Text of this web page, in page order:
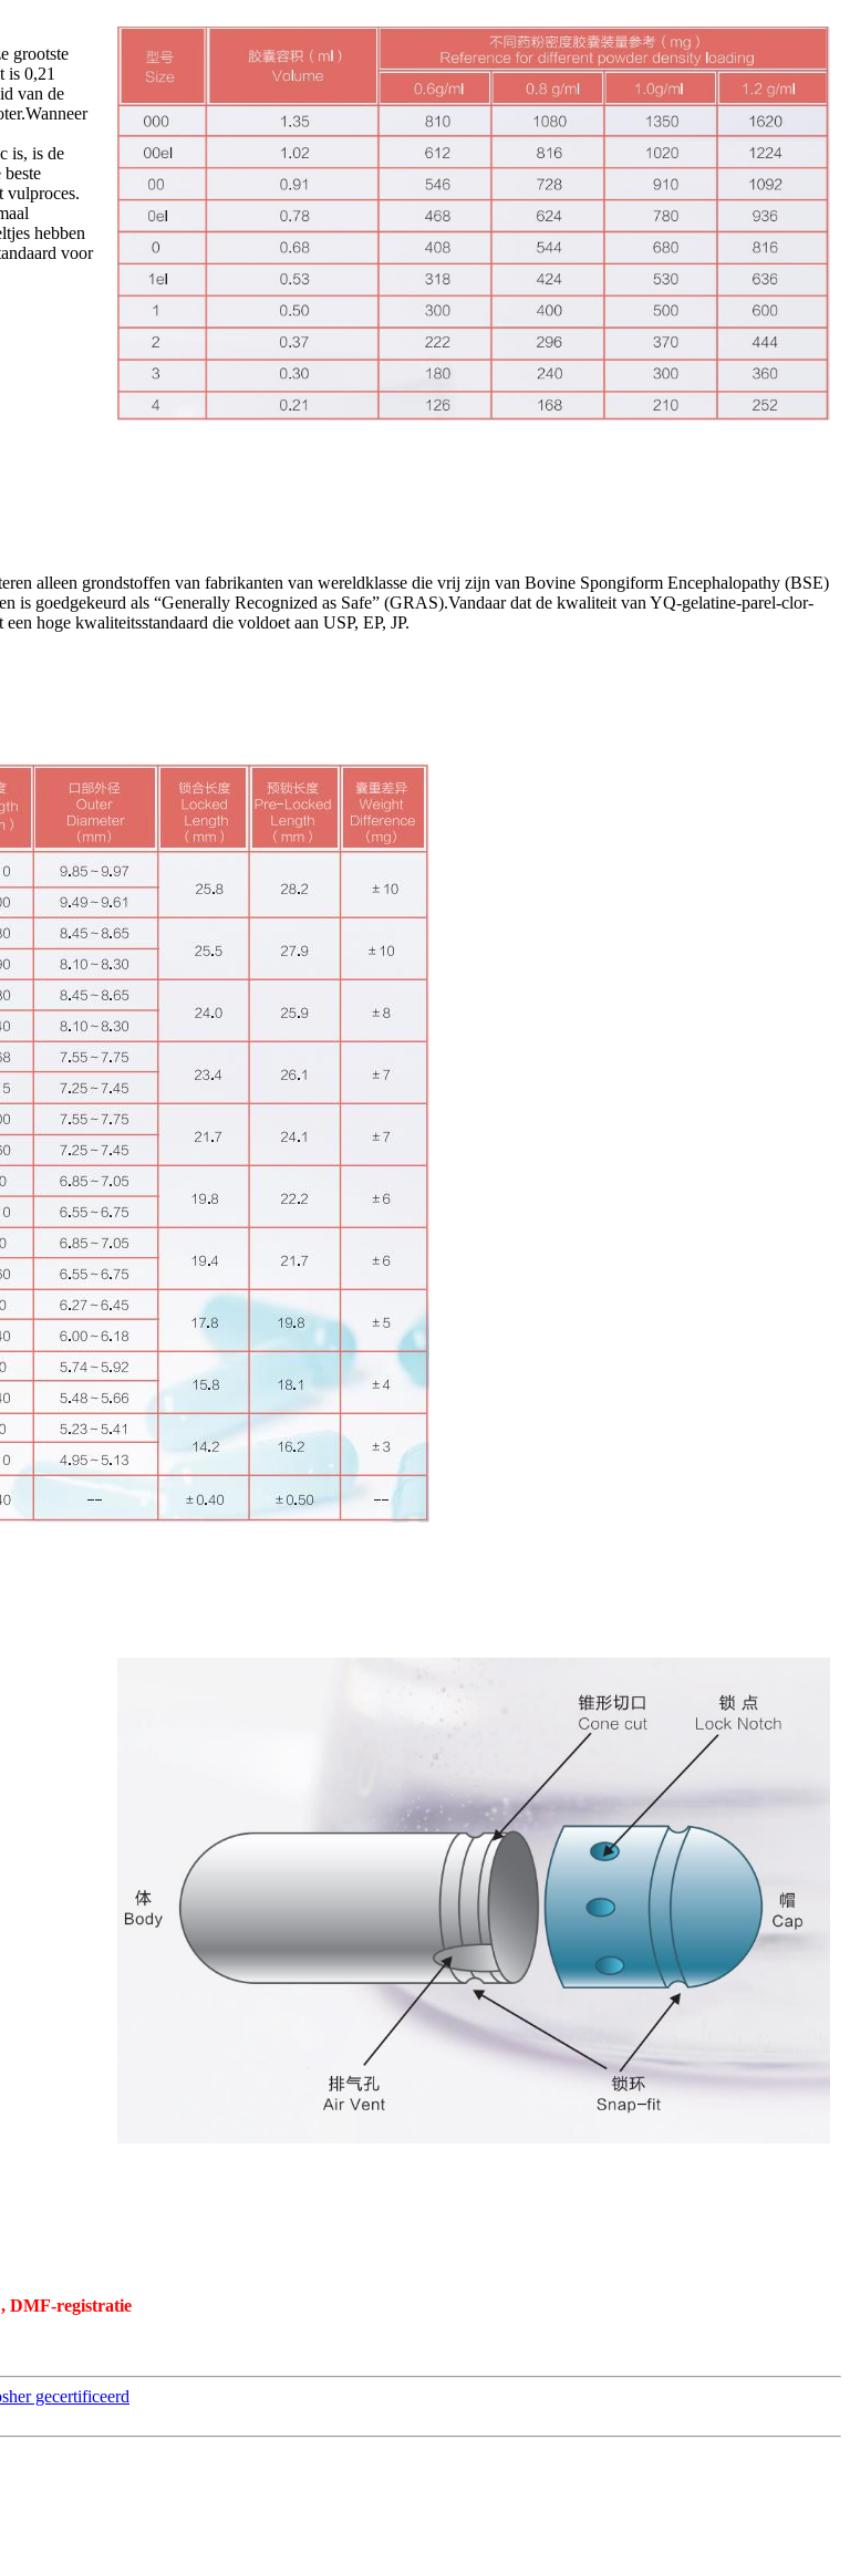
grootste
is 0,21
van de
is, is de
vulproces.
hebben
voor
alleen grondstoffen van fabrikanten van wereldklasse die vrij zijn van Bovine Spongiform Encephalopathy (BSE)
goedgekeurd als “Generally Recognized as Safe” (GRAS).Vandaar dat de kwaliteit van YQ-gelatine-parel-clor-
hoge kwaliteitsstandaard die voldoet aan USP, EP, JP.
DMF-registratie
gecertificeerd